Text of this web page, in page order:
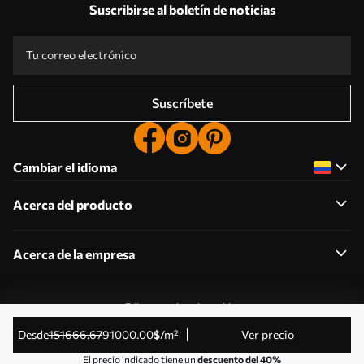
desde151666.6791000.00$/m² Ver precio
El precio indicado tiene un descuento del 40%
Suscribirse al boletín de noticias
Suscríbete
Cambiar el idioma
Acerca del producto
Acerca de la empresa
Editar permisos de cookies
© 2011-2026 Uwalls . Todos los derechos reservados.
Gestionado por KLW Sp. z o.o. CIF: PL9223057591.